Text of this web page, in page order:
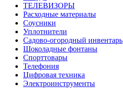
ТЕЛЕВИЗОРЫ
Расходные материалы
Соусники
Уплотнители
Садово-огородный инвентарь
Шоколадные фонтаны
Спорттовары
Телефония
Цифровая техника
Электроинструменты